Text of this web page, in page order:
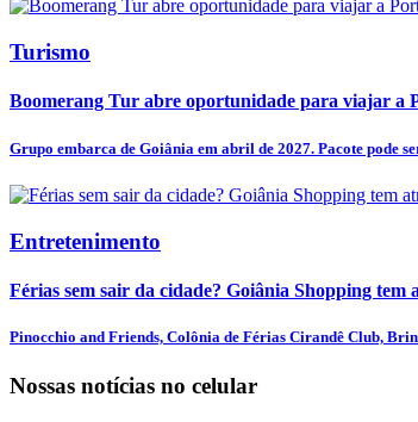
Turismo
Boomerang Tur abre oportunidade para viajar a
Grupo embarca de Goiânia em abril de 2027. Pacote pode
Entretenimento
Férias sem sair da cidade? Goiânia Shopping tem
Pinocchio and Friends, Colônia de Férias Cirandê Club,
Nossas notícias no celular